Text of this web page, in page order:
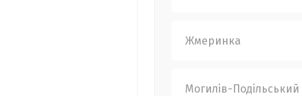
Жмеринка
Могилів-Подільський